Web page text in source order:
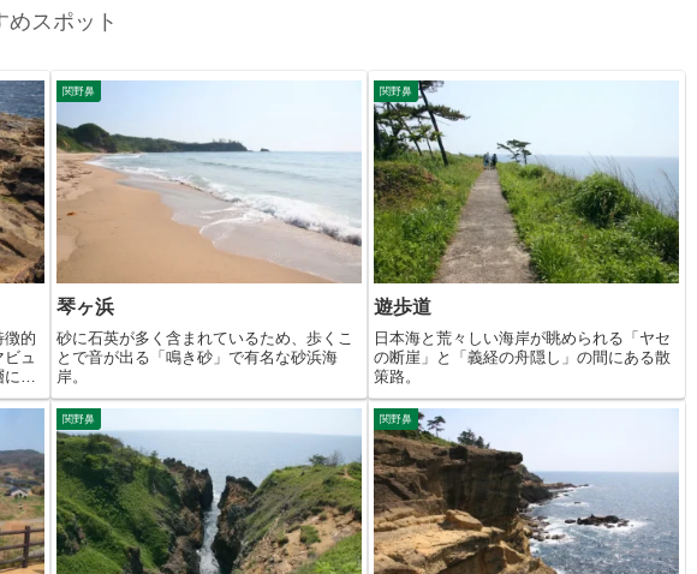
めスポット
徴的
ュ
にも
に浸
溶
い
関野鼻
琴ヶ浜
砂に石英が多く含まれているため、歩くこ
とで音が出る「鳴き砂」で有名な砂浜海
岸。
関野鼻
遊歩道
日本海と荒々しい海岸が眺められる「ヤセ
の断崖」と「義経の舟隠し」の間にある散
策路。
関野鼻 関野鼻